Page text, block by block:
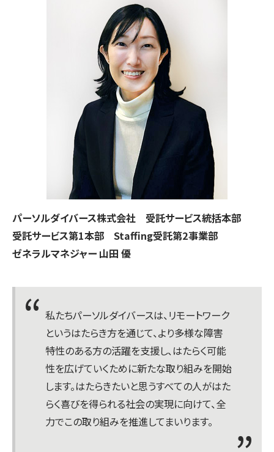
パーソルダイバース株式会社 受託サービス統括本部
受託サービス第1本部 Staffing受託第2事業部
ゼネラルマネジャー 山田 優
私たちパーソルダイバースは、リモートワーク
というはたらき方を通じて、より多様な障害
特性のある方の活躍を支援し、はたらく可能
性を広げていくために新たな取り組みを開始
します。はたらきたいと思うすべての人がはた
らく喜びを得られる社会の実現に向けて、全
力でこの取り組みを推進してまいります。